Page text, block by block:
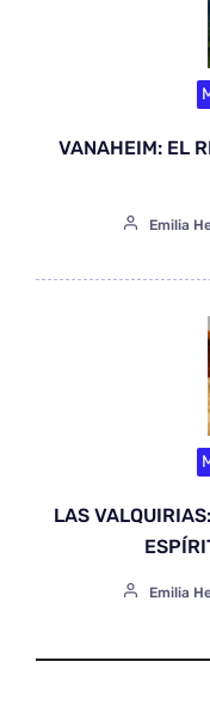
VANAHEIM: EL
Emilia
LAS
Emilia